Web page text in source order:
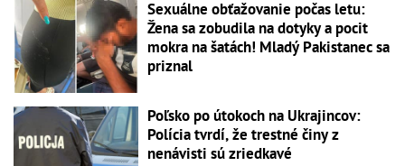
Sexuálne obťažovanie počas letu:
Žena sa zobudila na dotyky a pocit
mokra na šatách! Mladý Pakistanec sa
priznal
Poľsko po útokoch na Ukrajincov:
Polícia tvrdí, že trestné činy z
nenávisti sú zriedkavé